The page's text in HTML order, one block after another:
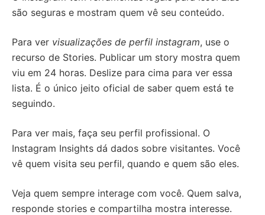
são seguras e mostram quem vê seu conteúdo.
Para ver visualizações de perfil instagram, use o
recurso de Stories. Publicar um story mostra quem
viu em 24 horas. Deslize para cima para ver essa
lista. É o único jeito oficial de saber quem está te
seguindo.
Para ver mais, faça seu perfil profissional. O
Instagram Insights dá dados sobre visitantes. Você
vê quem visita seu perfil, quando e quem são eles.
Veja quem sempre interage com você. Quem salva,
responde stories e compartilha mostra interesse.